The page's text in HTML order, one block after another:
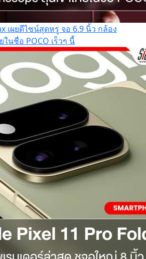
เผยดีไซน์สุดหรู จอ 6.9 นิ้ว กล้อง
นชื่อ POCO เร็วๆ นี้